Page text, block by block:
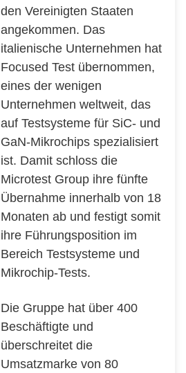
den Vereinigten Staaten
angekommen. Das
italienische Unternehmen hat
Focused Test übernommen,
eines der wenigen
Unternehmen weltweit, das
auf Testsysteme für SiC- und
GaN-Mikrochips spezialisiert
ist. Damit schloss die
Microtest Group ihre fünfte
Übernahme innerhalb von 18
Monaten ab und festigt somit
ihre Führungsposition im
Bereich Testsysteme und
Mikrochip-Tests.
Die Gruppe hat über 400
Beschäftigte und
überschreitet die
Umsatzmarke von 80